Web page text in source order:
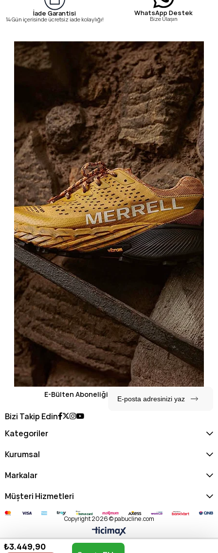
İade Garantisi
14 Gün içerisinde ücretsiz iade kolaylığı!
WhatsApp Destek
Bize Ulaşın
E-Bülten Aboneliği
Bizi Takip Edin
Kategoriler
Kurumsal
Markalar
Müşteri Hizmetleri
Copyright 2026 © pabucline.com
₺3.449,90